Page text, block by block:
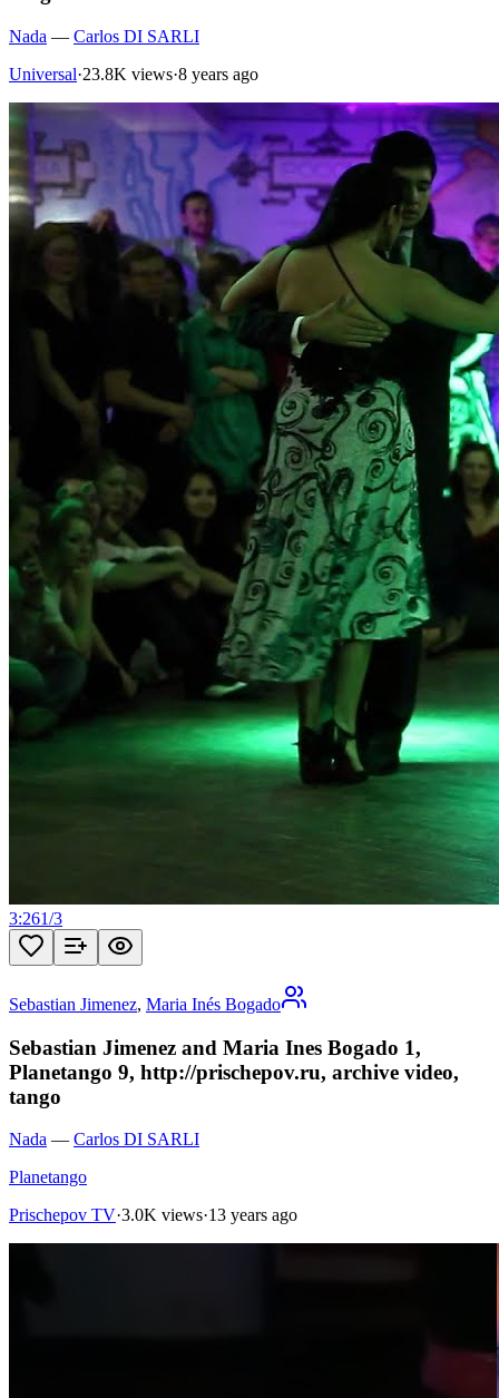
Nada — Carlos DI SARLI
Universal·23.8K views·8 years ago
3:261/3
Sebastian Jimenez, Maria Inés Bogado
Sebastian Jimenez and Maria Ines Bogado 1,
Planetango 9, http://prisсhepov.ru, archive video,
tango
Nada — Carlos DI SARLI
Planetango
Prischepov TV·3.0K views·13 years ago